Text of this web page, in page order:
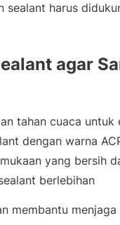
sealant harus
agar
tahan cuaca untuk
dengan warna
yang bersih
berlebihan
membantu